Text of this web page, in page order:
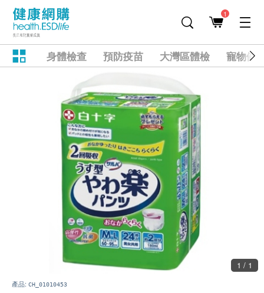
1
身體檢查 預防疫苗 大灣區體檢 寵物健
1 / 1
產品: CH_01010453